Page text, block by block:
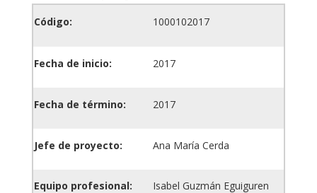
Código: 1000102017
Fecha de inicio: 2017
Fecha de término: 2017
Jefe de proyecto: Ana María Cerda
Equipo profesional: Isabel Guzmán Eguiguren